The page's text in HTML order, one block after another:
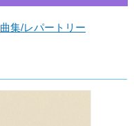
曲集/レパートリー